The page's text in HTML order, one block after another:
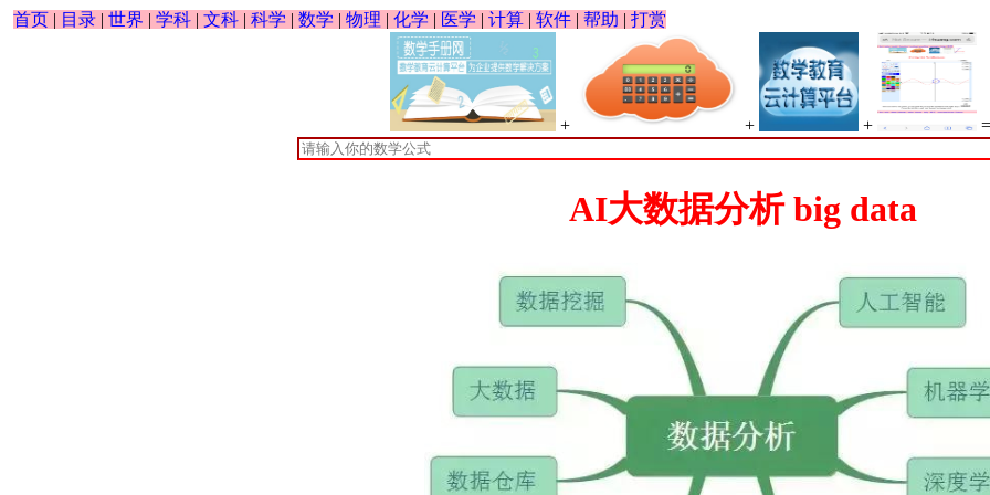
首页 | 目录 | 世界 | 学科 | 文科 | 科学 | 数学 | 物理 | 化学 | 医学 | 计算 | 软件 | 帮助 | 打赏
+ + +
AI大数据分析 big data